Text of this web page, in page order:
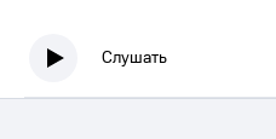
Слушать